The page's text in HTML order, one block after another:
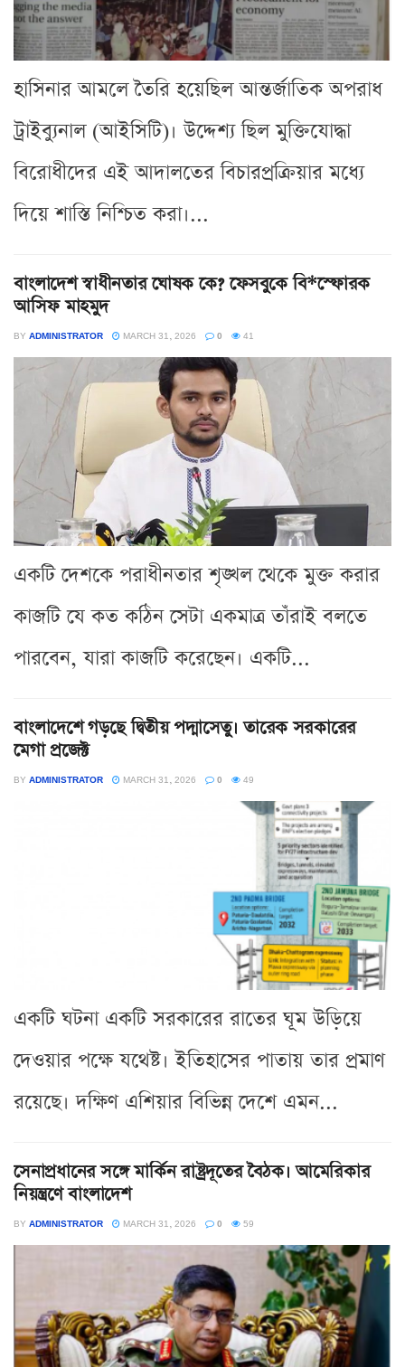
হাসিনার আমলে তৈরি হয়েছিল আন্তর্জাতিক অপরাধ
ট্রাইব্যুনাল (আইসিটি)। উদ্দেশ্য ছিল মুক্তিযোদ্ধা
বিরোধীদের এই আদালতের বিচারপ্রক্রিয়ার মধ্যে
দিয়ে শাস্তি নিশ্চিত করা।...
বাংলাদেশ স্বাধীনতার ঘোষক কে? ফেসবুকে বি*স্ফোরক
আসিফ মাহমুদ
BY ADMINISTRATOR MARCH 31, 2026 0 41
একটি দেশকে পরাধীনতার শৃঙ্খল থেকে মুক্ত করার
কাজটি যে কত কঠিন সেটা একমাত্র তাঁরাই বলতে
পারবেন, যারা কাজটি করেছেন। একটি...
বাংলাদেশে গড়ছে দ্বিতীয় পদ্মাসেতু। তারেক সরকারের
মেগা প্রজেক্ট
BY ADMINISTRATOR MARCH 31, 2026 0 49
একটি ঘটনা একটি সরকারের রাতের ঘূম উড়িয়ে
দেওয়ার পক্ষে যথেষ্ট। ইতিহাসের পাতায় তার প্রমাণ
রয়েছে। দক্ষিণ এশিয়ার বিভিন্ন দেশে এমন...
সেনাপ্রধানের সঙ্গে মার্কিন রাষ্ট্রদূতের বৈঠক। আমেরিকার
নিয়ন্ত্রণে বাংলাদেশ
BY ADMINISTRATOR MARCH 31, 2026 0 59